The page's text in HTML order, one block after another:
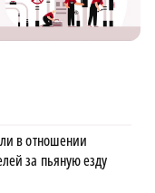
в отношении
за пьяную езду